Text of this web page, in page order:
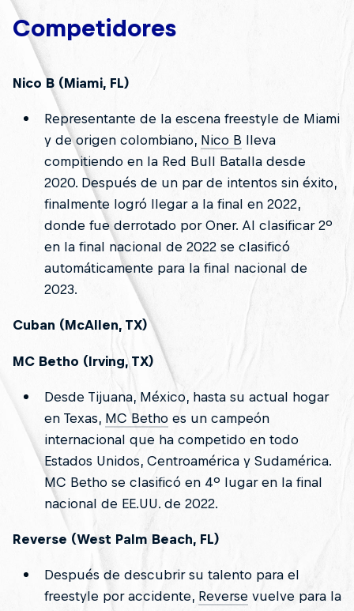
Competidores
Nico B (Miami, FL)
Representante de la escena freestyle de Miami
y de origen colombiano, Nico Blleva
compitiendo en la Red Bull Batalla desde
2020. Después de un par de intentos sin éxito,
finalmente logró llegar a la final en 2022,
donde fue derrotado por Oner. Al clasificar 2º
en la final nacional de 2022 se clasificó
automáticamente para la final nacional de
2023.
Cuban (McAllen, TX)
MC Betho (Irving, TX)
Desde Tijuana, México, hasta su actual hogar
en Texas, MC Betho es un campeón
internacional que ha competido en todo
Estados Unidos, Centroamérica y Sudamérica.
MC Betho se clasificó en 4º lugar en la final
nacional de EE.UU. de 2022.
Reverse (West Palm Beach, FL)
Después de descubrir su talento para el
freestyle por accidente, Reverse vuelve para la